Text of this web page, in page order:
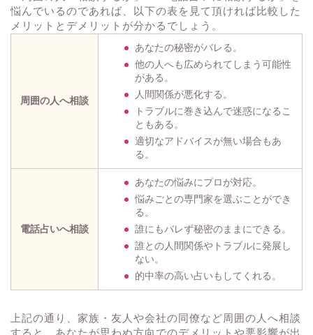
悩んでいるのであれば、以下の表を見て頂ければ比較した
メリットとデメリットが分かるでしょう。
周囲の人へ相談
あなたの秘密がバレる。
他の人へも広められてしまう可能性
がある。
人間関係が悪化する。
トラブルに巻き込んで迷惑になるこ
ともある。
適切なアドバイスが無い場合もあ
る。
電話占いへ相談
あなたの悩みにプロが対応。
悩みごとの専門家を選ぶことができ
る。
誰にもバレず秘密のままにできる。
誰との人間関係やトラブルに発展し
ない。
的中率の高い占いもしてくれる。
上記の通り、家族・友人や会社の同僚など周囲の人へ相談
すると、あなたが思わぬ方向でのデメリットや悪影響が出